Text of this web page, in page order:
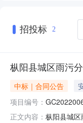
招投标 2
枞阳县城区雨污
中标｜合同公告
项目编号：
正文内容： 枞阳县城